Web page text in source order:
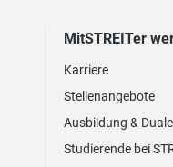
MitSTREITer
Karriere
Stellenangebote
Ausbildung &
Studierende bei